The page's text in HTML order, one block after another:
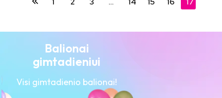
Balionai
gimtadieniui
Visi gimtadienio balionai!